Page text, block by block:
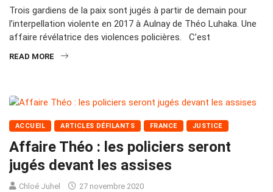
Trois gardiens de la paix sont jugés à partir de demain pour
l’interpellation violente en 2017 à Aulnay de Théo Luhaka. Une
affaire révélatrice des violences policières. C’est
READ MORE
ACCUEIL ARTICLES DÉFILANTS FRANCE JUSTICE
Affaire Théo : les policiers seront
jugés devant les assises
Chloé Juhel 27 novembre 2020